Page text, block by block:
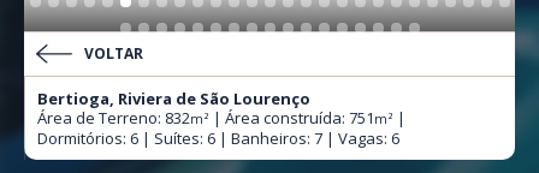
VOLTAR
Bertioga, Riviera de São Lourenço
Área de Terreno: 832m² | Área construída: 751 m² |
Dormitórios: 6 | Suítes: 6 | Banheiros: 7 | Vagas: 6